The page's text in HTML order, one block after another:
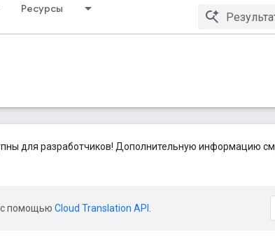
Ресурсы
для разработчиков! Дополнительную информацию см.
с помощью Cloud Translation API